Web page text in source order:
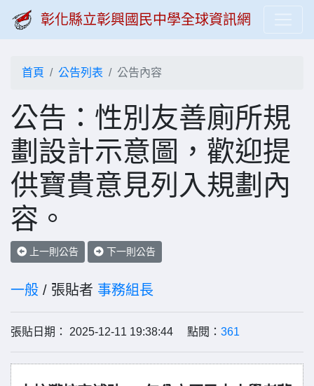
彰化縣立彰興國民中學全球資訊網
首頁 公告列表 公告內容
公告：性別友善廁所規
劃設計示意圖，歡迎提
供寶貴意見列入規劃內
容。
上一則公告 下一則公告
一般 / 張貼者 事務組長
張貼日期： 2025-12-11 19:38:44 點閱： 361